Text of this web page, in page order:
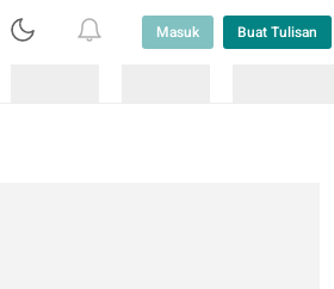
Masuk Buat Tulisan